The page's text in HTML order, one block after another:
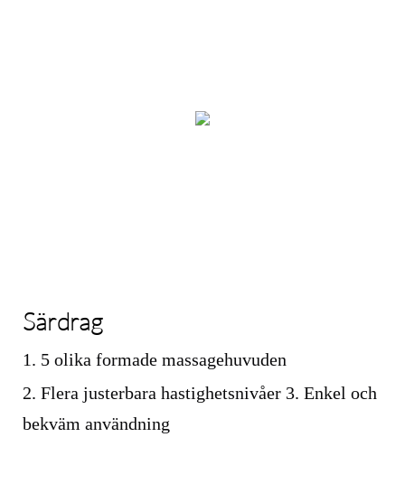
Särdrag
1. 5 olika formade massagehuvuden
2. Flera justerbara hastighetsnivåer 3. Enkel och
bekväm användning